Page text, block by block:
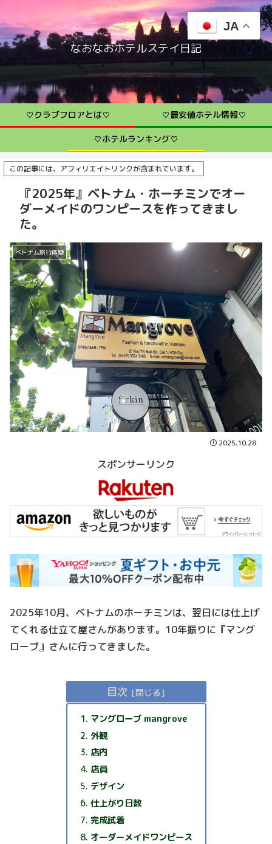
なおなおホテルステイ日記
♡クラブフロアとは♡ ♡最安値ホテル情報♡
♡ホテルランキング♡
この記事には、アフィリエイトリンクが含まれています。
『2025年』ベトナム・ホーチミンでオー
ダーメイドのワンピースを作ってきまし
た。
ベトナム旅行体験
2025.10.28
スポンサーリンク
2025年10月、ベトナムのホーチミンは、翌日には仕上げ
てくれる仕立て屋さんがあります。10年振りに『マング
ローブ』さんに行ってきました。
目次
マングローブ mangrove
外観
店内
店員
デザイン
仕上がり日数
完成試着
オーダーメイドワンピース
JA